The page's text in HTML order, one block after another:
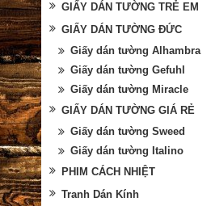
GIẤY DÁN TƯỜNG TRẺ EM
GIẤY DÁN TƯỜNG ĐỨC
Giấy dán tường Alhambra
Giấy dán tường Gefuhl
Giấy dán tường Miracle
GIẤY DÁN TƯỜNG GIÁ RẺ
Giấy dán tường Sweed
Giấy dán tường Italino
PHIM CÁCH NHIỆT
Tranh Dán Kính